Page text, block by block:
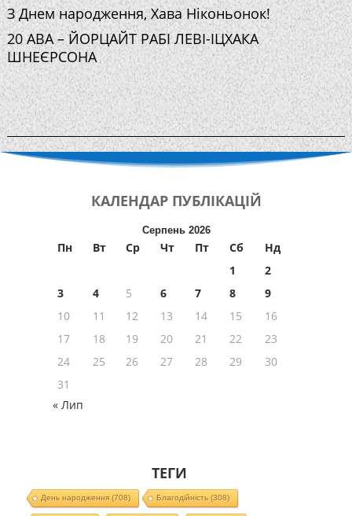
З Днем народження, Хава Ніконьонок!
20 АВА – ЙОРЦАЙТ РАБІ ЛЕВІ-ІЦХАКА
ШНЕЄРСОНА
КАЛЕНДАР ПУБЛІКАЦІЙ
Серпень 2026
Пн Вт Ср Чт Пт Сб
Нд
1
2
3
4 5 6 7 8
9
10
11 12 13 14 15
16
17
18 19 20 21 22
23
24
25 26 27 28 29
30
31
« Лип
ТЕГИ
День народження(708) Благодійність (308)